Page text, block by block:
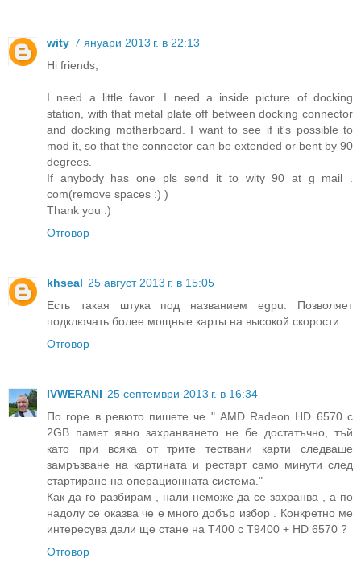
wity 7 януари 2013 г. в 22:13
Hi friends,
I need a little favor. I need a inside picture of docking
station, with that metal plate off between docking connector
and docking motherboard. I want to see if it's possible to
mod it, so that the connector can be extended or bent by 90
degrees.
If anybody has one pls send it to wity 90 at g mail .
com(remove spaces :) )
Thank you :)
Отговор
khseal 25 август 2013 г. в 15:05
Есть такая штука под названием egpu. Позволяет
подключать более мощные карты на высокой скорости...
Отговор
IVWERANI 25 септември 2013 г. в 16:34
По горе в ревюто пишете че " AMD Radeon HD 6570 с
2GB памет явно захранването не бе достатъчно, тъй
като при всяка от трите тествани карти следваше
замръзване на картината и рестарт само минути след
стартиране на операционната система."
Как да го разбирам , нали неможе да се захранва , а по
надолу се оказва че е много добър избор . Конкретно ме
интересува дали ще стане на Т400 с Т9400 + HD 6570 ?
Отговор